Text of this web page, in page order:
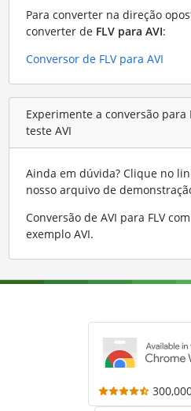
Para converter na direção
converter de FLV para AVI:
Conversor de FLV para AVI
Experimente a conversão para
teste AVI
Ainda em dúvida? Clique no
nosso arquivo de
Conversão de AVI para FLV
exemplo AVI.